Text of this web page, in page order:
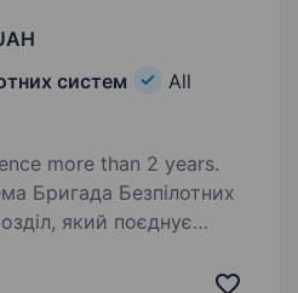
систем
All
more than 2 years.
Бригада Безпілотних
який поєднує
авіації. Наша місія —